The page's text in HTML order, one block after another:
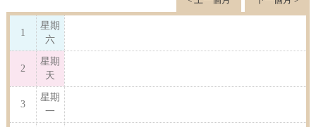
1
星期
六
2
星期
天
3
星期
一